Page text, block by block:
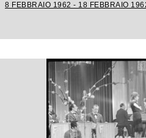
8 FEBBRAIO 1962 - 18 FEBBRAIO